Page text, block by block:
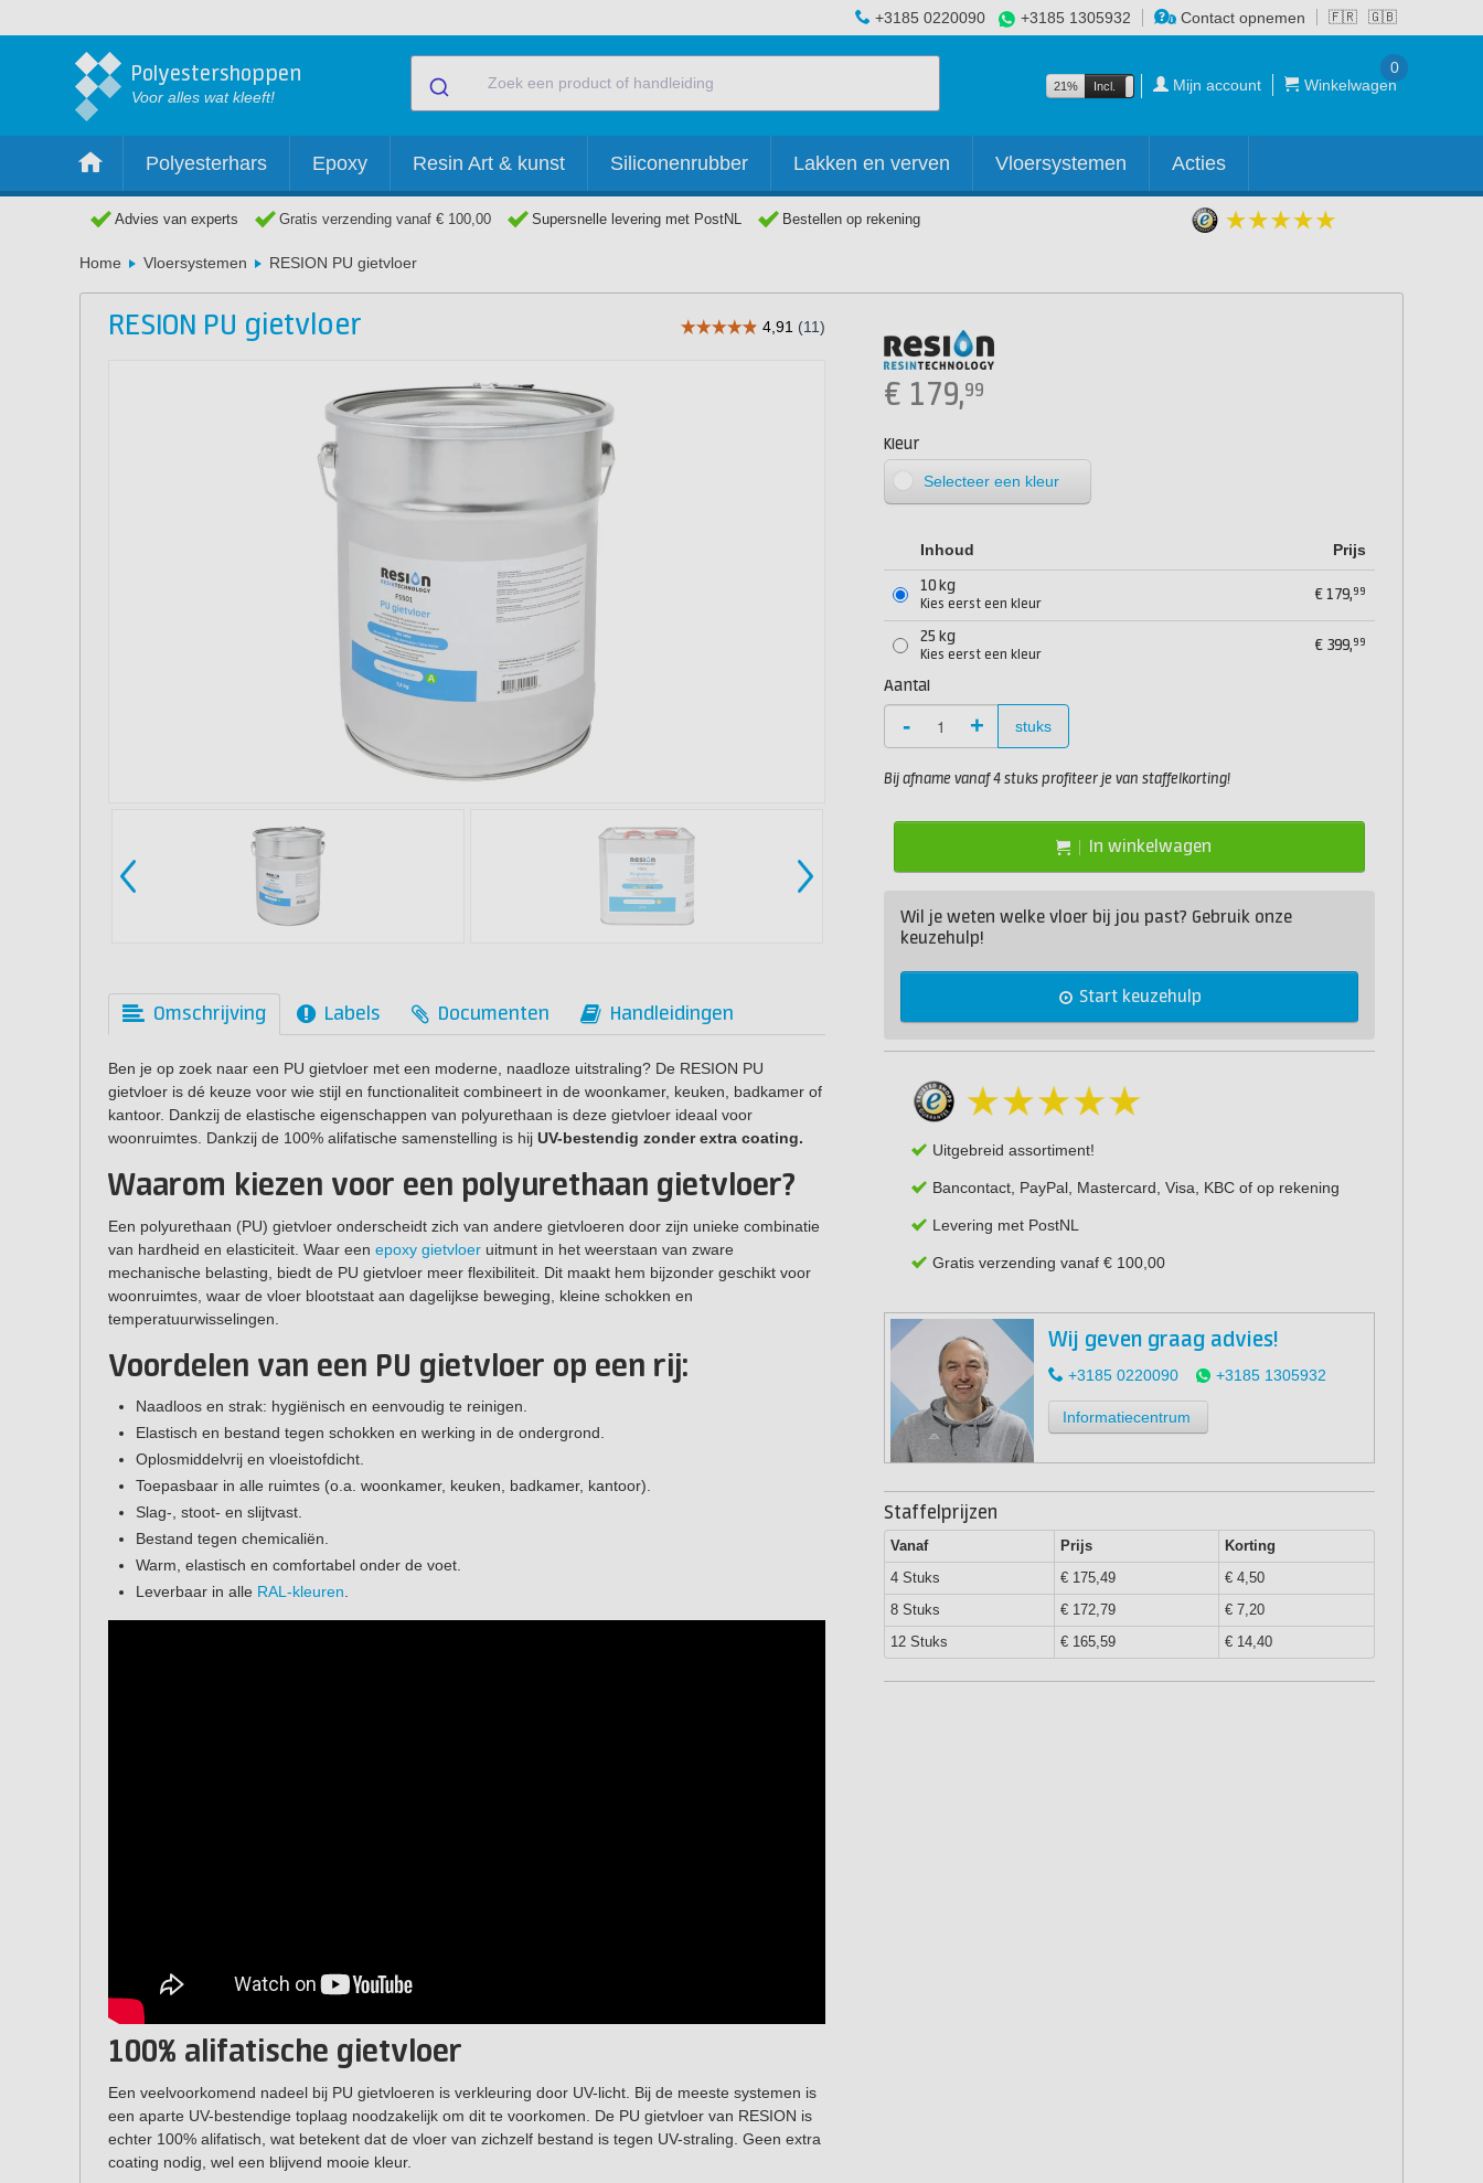
🇫🇷 🇬🇧
+3185 0220090 +3185 1305932 Contact opnemen
Polyestershoppen
Voor alles wat kleeft!
21% Incl. Excl. Mijn account Winkelwagen
0
Polyesterhars Epoxy Resin Art & kunst Siliconenrubber Lakken en verven Vloersystemen Acties
Advies van experts Gratis verzending vanaf € 100,00 Supersnelle levering met PostNL Bestellen op rekening
Home Vloersystemen RESION PU gietvloer
RESION PU gietvloer
Omschrijving Labels Documenten Handleidingen
Ben je op zoek naar een PU gietvloer met een moderne, naadloze uitstraling? De RESION PU
gietvloer is dé keuze voor wie stijl en functionaliteit combineert in de woonkamer, keuken, badkamer of
kantoor. Dankzij de elastische eigenschappen van polyurethaan is deze gietvloer ideaal voor
woonruimtes. Dankzij de 100% alifatische samenstelling is hij UV-bestendig zonder extra coating.
Waarom kiezen voor een polyurethaan gietvloer?
Een polyurethaan (PU) gietvloer onderscheidt zich van andere gietvloeren door zijn unieke combinatie
van hardheid en elasticiteit. Waar een epoxy gietvloer uitmunt in het weerstaan van zware
mechanische belasting, biedt de PU gietvloer meer flexibiliteit. Dit maakt hem bijzonder geschikt voor
woonruimtes, waar de vloer blootstaat aan dagelijkse beweging, kleine schokken en
temperatuurwisselingen.
Voordelen van een PU gietvloer op een rij:
Naadloos en strak: hygiënisch en eenvoudig te reinigen.
Elastisch en bestand tegen schokken en werking in de ondergrond.
Oplosmiddelvrij en vloeistofdicht.
Toepasbaar in alle ruimtes (o.a. woonkamer, keuken, badkamer, kantoor).
Slag-, stoot- en slijtvast.
Bestand tegen chemicaliën.
Warm, elastisch en comfortabel onder de voet.
Leverbaar in alle RAL-kleuren
100% alifatische gietvloer
Een veelvoorkomend nadeel bij PU gietvloeren is verkleuring door UV-licht. Bij de meeste systemen is
een aparte UV-bestendige toplaag noodzakelijk om dit te voorkomen. De PU gietvloer van RESION is
echter 100% alifatisch, wat betekent dat de vloer van zichzelf bestand is tegen UV-straling. Geen extra
coating nodig, wel een blijvend mooie kleur.
€ 179,99
Kleur
Selecteer een kleur
Inhoud Prijs
10 kg
Kies eerst een kleur
€179,99
25 kg
Kies eerst een kleur
€ 399,99
Aantal
- + stuks
Bij afname vanaf 4 stuks profiteer je van staffelkorting!
In winkelwagen
Wil je weten welke vloer bij jou past? Gebruik onze
keuzehulp!
Start keuzehulp
Uitgebreid assortiment!
Bancontact, PayPal, Mastercard, Visa, KBC of op rekening
Levering met PostNL
Gratis verzending vanaf € 100,00
Wij geven graag advies!
+3185 0220090 +3185 1305932
Informatiecentrum
Staffelprijzen
Vanaf Prijs
Korting
4 Stuks
€ 175,49
€ 4,50
8 Stuks
€ 172,79
€ 7,20
12 Stuks
€ 165,59 € 14,40